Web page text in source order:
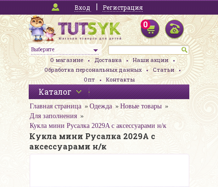
Вход Регистрация
Выберите
0
О магазине Доставка
Наши акции
Обработка персональных данных
Статьи
Опт
Контакты
Каталог
Главная страница Одежда
Новые товары
Для заполнения
Кукла мини Русалка 2029A с аксессуарами н/к
Кукла мини Русалка 2029A с
аксессуарами н/к